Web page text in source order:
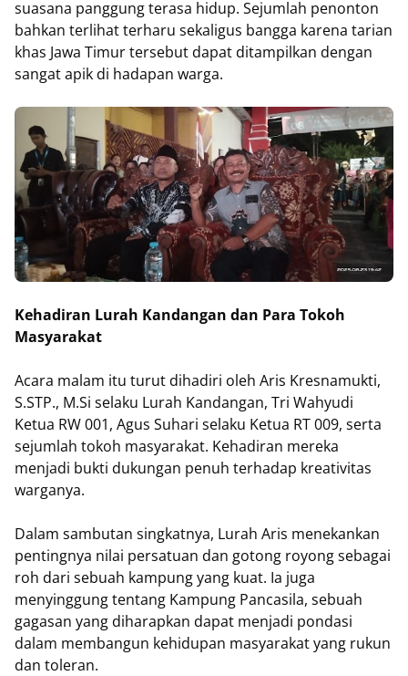
suasana panggung terasa hidup. Sejumlah penonton
bahkan terlihat terharu sekaligus bangga karena tarian
khas Jawa Timur tersebut dapat ditampilkan dengan
sangat apik di hadapan warga.
Kehadiran Lurah Kandangan dan Para Tokoh
Masyarakat
Acara malam itu turut dihadiri oleh Aris Kresnamukti,
S.STP., M.Si selaku Lurah Kandangan, Tri Wahyudi
Ketua RW 001, Agus Suhari selaku Ketua RT 009, serta
sejumlah tokoh masyarakat. Kehadiran mereka
menjadi bukti dukungan penuh terhadap kreativitas
warganya.
Dalam sambutan singkatnya, Lurah Aris menekankan
pentingnya nilai persatuan dan gotong royong sebagai
roh dari sebuah kampung yang kuat. Ia juga
menyinggung tentang Kampung Pancasila, sebuah
gagasan yang diharapkan dapat menjadi pondasi
dalam membangun kehidupan masyarakat yang rukun
dan toleran.